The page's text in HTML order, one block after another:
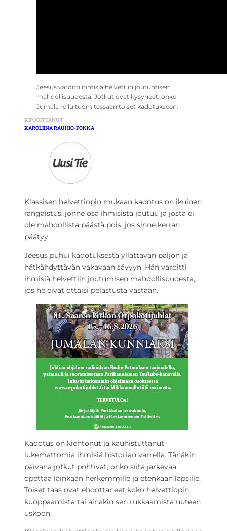
Jeesus varoitti ihmisiä helvettiin joutumisen
mahdollisuudesta. Jotkut ovat kysyneet, onko
Jumala reilu tuomitessaan toiset kadotukseen.
KIRJOITTANUT
KAROLIINA RAUHIO-POKKA
Klassisen helvettiopin mukaan kadotus on ikuinen
rangaistus, jonne osa ihmisistä joutuu ja josta ei
ole mahdollista päästä pois, jos sinne kerran
päätyy.
Jeesus puhui kadotuksesta yllättävän paljon ja
hätkähdyttävän vakavaan sävyyn. Hän varoitti
ihmisiä helvettiin joutumisen mahdollisuudesta,
jos he eivät ottaisi pelastusta vastaan.
Kadotus on kiehtonut ja kauhistuttanut
lukemattomia ihmisiä historian varrella. Tänäkin
päivänä jotkut pohtivat, onko siitä järkevää
opettaa lainkaan herkemmille ja etenkään lapsille.
Toiset taas ovat ehdottaneet koko helvettiopin
kuoppaamista tai ainakin sen rukkaamista uuteen
uskoon.